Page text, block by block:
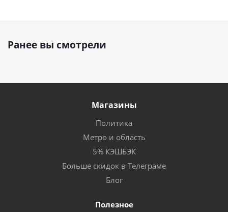
Ранее вы смотрели
Магазины
Политика
Метро и область
5% КЭШБЭК
Больше скидок в Телеграме
Блог
Полезное